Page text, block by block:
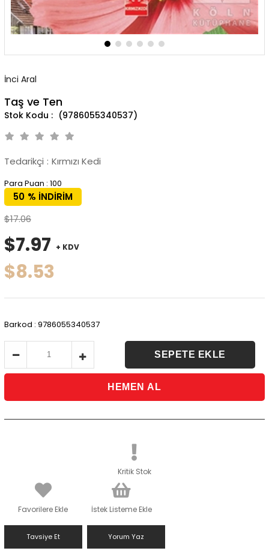
İnci Aral
Taş ve Ten
(9786055340537)
Tedarikçi : Kırmızı Kedi
Para Puan : 100
%
50
İNDIRIM
$17.06
$7.97 + KDV
$8.53
Barkod : 9786055340537
Kritik Stok
Favorilere Ekle İstek Listeme Ekle
Tavsiye Et Yorum Yaz